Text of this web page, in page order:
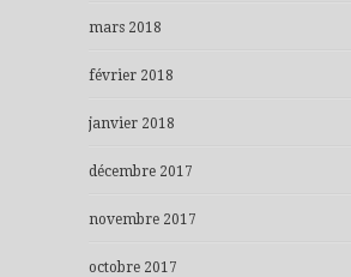
mars 2018
février 2018
janvier 2018
décembre 2017
novembre 2017
octobre 2017